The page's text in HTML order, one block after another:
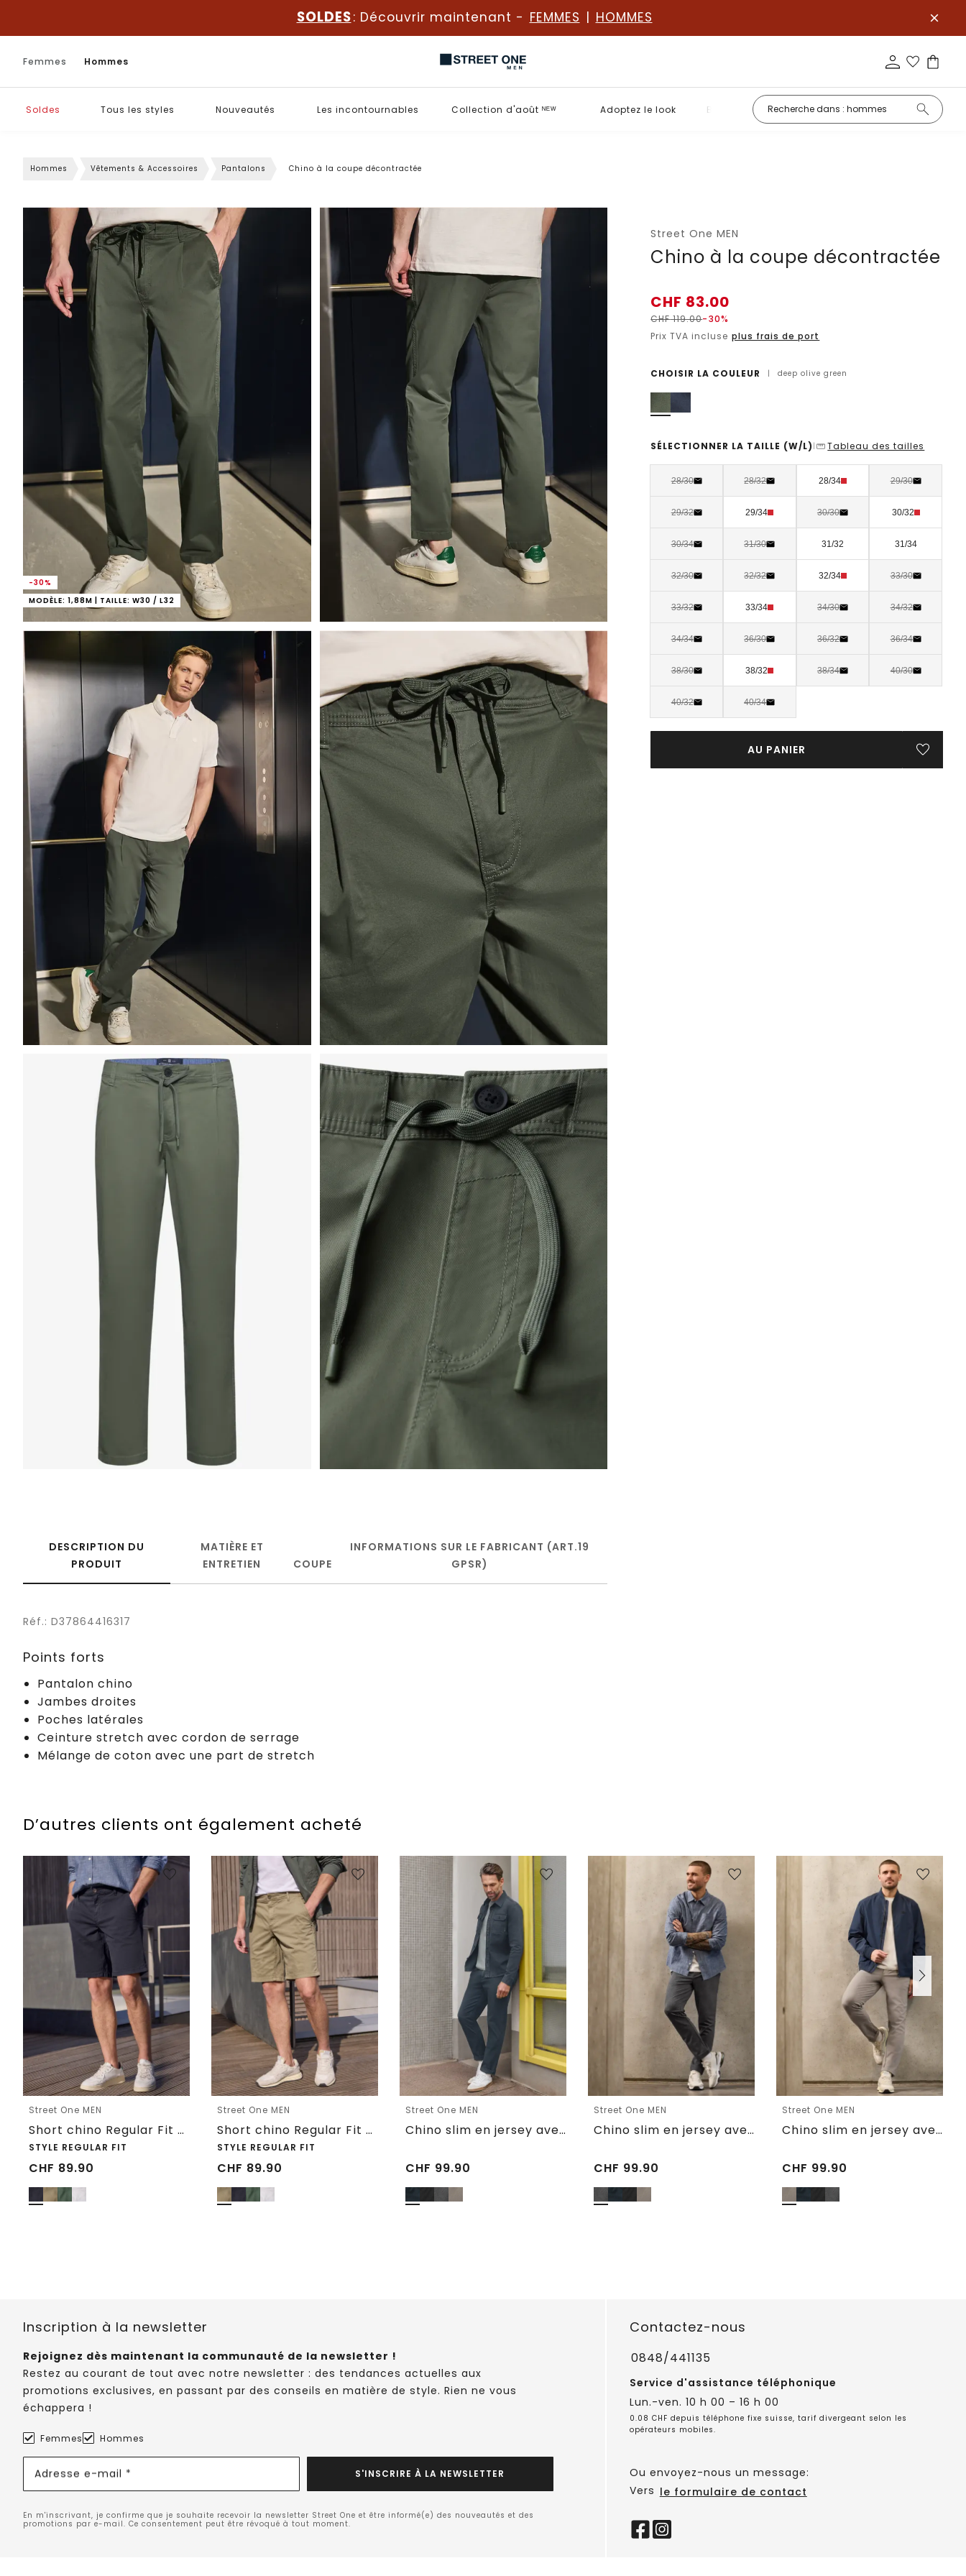
SOLDES: Découvrir maintenant - FEMMES | HOMMES
Femmes Hommes
Soldes Tous les styles Nouveautés Les incontournables Collection d'août ᴺᴱᵂ Adoptez le look Basiques
Hommes Vêtements & Accessoires Pantalons Chino à la coupe décontractée
-30%
MODÈLE: 1,88M | TAILLE: W30 / L32
Street One MEN
Chino à la coupe décontractée
CHF 83.00
CHF119.00-30%
Prix TVA incluse plus frais de port
CHOISIR LA COULEUR | deep olive green
SÉLECTIONNER LA TAILLE (W/L) | Tableau des tailles
28/30 28/32 28/34 29/30
29/32 29/34 30/30 30/32
30/34 31/30 31/32 31/34
32/30 32/32 32/34 33/30
33/32 33/34 34/30 34/32
34/34 36/30 36/32 36/34
38/30 38/32 38/34 40/30
40/32 40/34
AU PANIER
DESCRIPTION DU
PRODUIT
MATIÈRE ET
ENTRETIEN
COUPE
INFORMATIONS SUR LE FABRICANT (ART.19
GPSR)
Réf.: D37864416317
Points forts
Pantalon chino
Jambes droites
Poches latérales
Ceinture stretch avec cordon de serrage
Mélange de coton avec une part de stretch
D’autres clients ont également acheté
Street One MEN
Short chino Regular Fit avec poches
STYLE REGULAR FIT
CHF 89.90
Street One MEN
Short chino Regular Fit avec poches
STYLE REGULAR FIT
CHF 89.90
Street One MEN
Chino slim en jersey avec ceinture confortable
CHF 99.90
Street One MEN
Chino slim en jersey avec ceinture confortable
CHF 99.90
Street One MEN
Chino slim en jersey avec ceinture confortable
CHF 99.90
Inscription à la newsletter
Rejoignez dès maintenant la communauté de la newsletter !
Restez au courant de tout avec notre newsletter : des tendances actuelles aux
promotions exclusives, en passant par des conseils en matière de style. Rien ne vous
échappera !
Femmes Hommes
Adresse e-mail * S'INSCRIRE À LA NEWSLETTER
En m'inscrivant, je confirme que je souhaite recevoir la newsletter Street One et être informé(e) des nouveautés et des
promotions par e-mail. Ce consentement peut être révoqué à tout moment.
Contactez-nous
0848/441135
Service d'assistance téléphonique
Lun.-ven. 10 h 00 – 16 h 00
0.08 CHF depuis téléphone fixe suisse, tarif divergeant selon les
opérateurs mobiles.
Ou envoyez-nous un message:
Vers le formulaire de contact